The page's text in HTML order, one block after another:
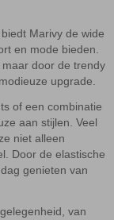
Marivy de wide
en mode bieden.
door de trendy
upgrade.
of een combinatie
aan stijlen. Veel
niet alleen
Door de elastische
genieten van
van